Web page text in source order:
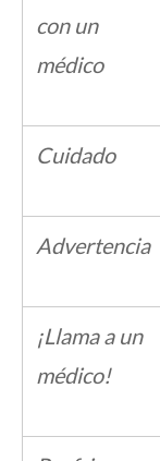
con un
médico
Cuidado
Advertencia
¡Llama a un
médico!